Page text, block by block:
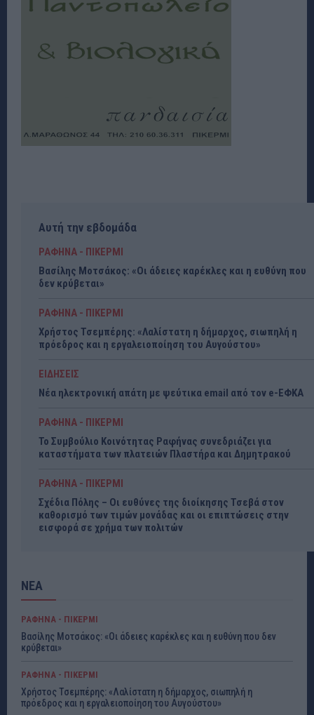
Αυτή την εβδομάδα
ΡΑΦΗΝΑ - ΠΙΚΕΡΜΙ
Βασίλης Μοτσάκος: «Οι άδειες καρέκλες και η ευθύνη που
δεν κρύβεται»
ΡΑΦΗΝΑ - ΠΙΚΕΡΜΙ
Χρήστος Τσεμπέρης: «Λαλίστατη η δήμαρχος, σιωπηλή η
πρόεδρος και η εργαλειοποίηση του Αυγούστου»
ΕΙΔΗΣΕΙΣ
Νέα ηλεκτρονική απάτη με ψεύτικα email από τον e-ΕΦΚΑ
ΡΑΦΗΝΑ - ΠΙΚΕΡΜΙ
Το Συμβούλιο Κοινότητας Ραφήνας συνεδριάζει για
καταστήματα των πλατειών Πλαστήρα και Δημητρακού
ΡΑΦΗΝΑ - ΠΙΚΕΡΜΙ
Σχέδια Πόλης – Οι ευθύνες της διοίκησης Τσεβά στον
καθορισμό των τιμών μονάδας και οι επιπτώσεις στην
εισφορά σε χρήμα των πολιτών
ΝΕΑ
ΡΑΦΗΝΑ - ΠΙΚΕΡΜΙ
Βασίλης Μοτσάκος: «Οι άδειες καρέκλες και η ευθύνη που δεν
κρύβεται»
ΡΑΦΗΝΑ - ΠΙΚΕΡΜΙ
Χρήστος Τσεμπέρης: «Λαλίστατη η δήμαρχος, σιωπηλή η
πρόεδρος και η εργαλειοποίηση του Αυγούστου»